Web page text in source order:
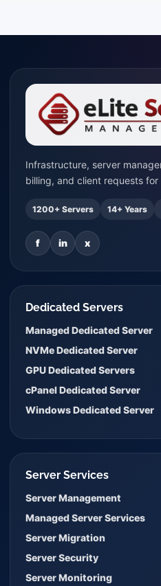
Infrastructure, server
billing, and client requests for
1200+ Servers 14+ Years
f in x
Dedicated Servers
Managed Dedicated Server
NVMe Dedicated Server
GPU Dedicated Servers
cPanel Dedicated Server
Windows Dedicated Server
Server Services
Server Management
Managed Server Services
Server Migration
Server Security
Server Monitoring